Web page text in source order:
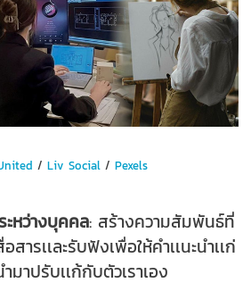
/ Liv Social/ Pexels
หว่างบุคคล: สร้างความสัมพันธ์ที่
รเเละรับฟังเพื่อให้คำเเนะนำเเก่
มาปรับเเก้กับตัวเราเอง